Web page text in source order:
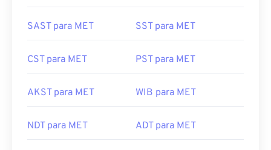
SAST para MET SST para MET
CST para MET PST para MET
AKST para MET WIB para MET
NDT para MET ADT para MET